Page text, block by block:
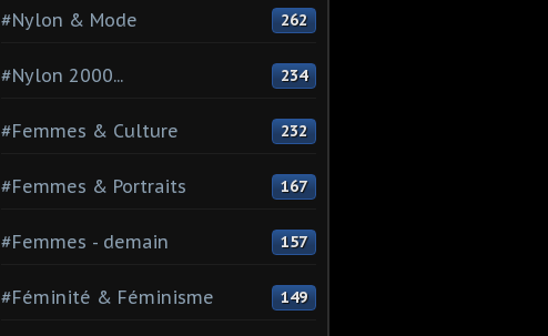
#Nylon & Mode 262
#Nylon 2000... 234
#Femmes & Culture 232
#Femmes & Portraits 167
#Femmes - demain 157
#Féminité & Féminisme 149